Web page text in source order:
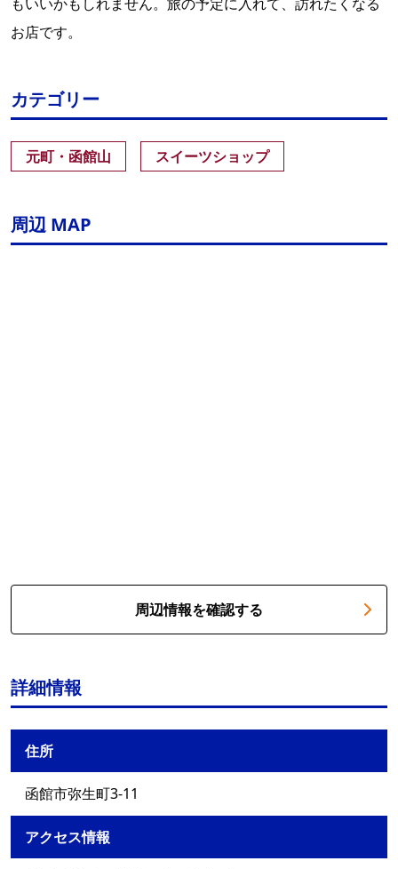
お店です。
カテゴリー
元町・函館山 スイーツショップ
周辺 MAP
周辺情報を確認する
詳細情報
住所
函館市弥生町3-11
アクセス情報